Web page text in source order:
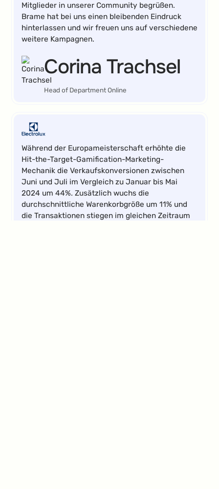
Mitglieder in unserer Community begrüßen.
Brame hat bei uns einen bleibenden Eindruck
hinterlassen und wir freuen uns auf verschiedene
weitere Kampagnen.
Corina Trachsel
Head of Department Online
Während der Europameisterschaft erhöhte die
Hit-the-Target-Gamification-Marketing-
Mechanik die Verkaufskonversionen zwischen
Juni und Juli im Vergleich zu Januar bis Mai
2024 um 44%. Zusätzlich wuchs die
durchschnittliche Warenkorbgröße um 11% und
die Transaktionen stiegen im gleichen Zeitraum